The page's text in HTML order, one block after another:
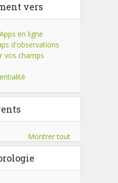
vers
en ligne
d'observations
vos champs
Montrer tout